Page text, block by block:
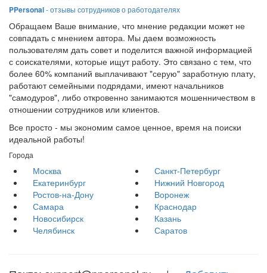
PPersonal- отзывы сотрудников о работодателях
Обращаем Ваше внимание, что мнение редакции может не
совпадать с мнением автора. Мы даем возможность
пользователям дать совет и поделится важной информацией
с соискателями, которые ищут работу. Это связано с тем, что
более 60% компаний выплачивают "серую" заработную плату,
работают семейными подрядами, имеют начальников
"самодуров", либо откровенно занимаются мошенничеством в
отношении сотрудников или клиентов.
Все просто - мы экономим самое ценное, время на поиски
идеальной работы!
Города
Москва
Санкт-Петербург
Екатеринбург
Нижний Новгород
Ростов-на-Дону
Воронеж
Самара
Краснодар
Новосибирск
Казань
Челябинск
Саратов